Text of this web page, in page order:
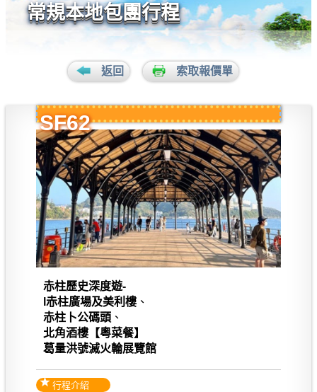
常規本地包團行程
返回 索取報價單
SF62
赤柱歷史深度遊-
l赤柱廣場及美利樓 、
赤柱卜公碼頭 、
北角酒樓【粵菜餐】
葛量洪號滅火輪展覽館
行程介紹